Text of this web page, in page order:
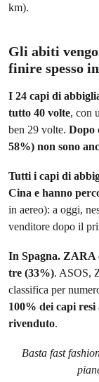
km).
Gli abiti
finire spesso
I 24 capi di
tutto 40 volte, con
ben 29 volte. Dopo
58%) non sono
Tutti i capi di
Cina e hanno
in aereo): a oggi,
venditore dopo il
In Spagna. ZARA
tre (33%). ASOS,
classifica per
100% dei capi resi
rivenduto.
Basta fast